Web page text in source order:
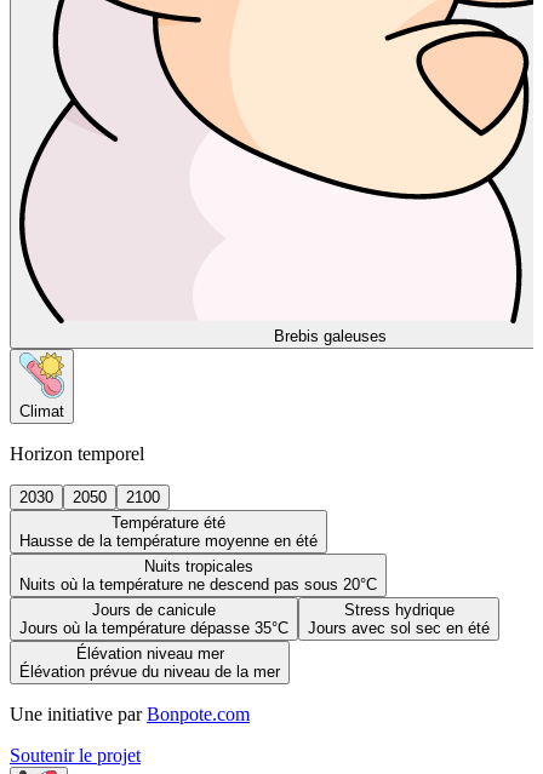
Brebis galeuses
Climat
Horizon temporel
2030 2050
2100
Température été
Hausse de la température moyenne en été
Nuits tropicales
Nuits où la température ne descend pas sous 20°C
Jours de canicule
Jours où la température dépasse 35°C
Stress hydrique
Jours avec sol sec en été
Élévation niveau mer
Élévation prévue du niveau de la mer
Une initiative par Bonpote.com
Soutenir le projet